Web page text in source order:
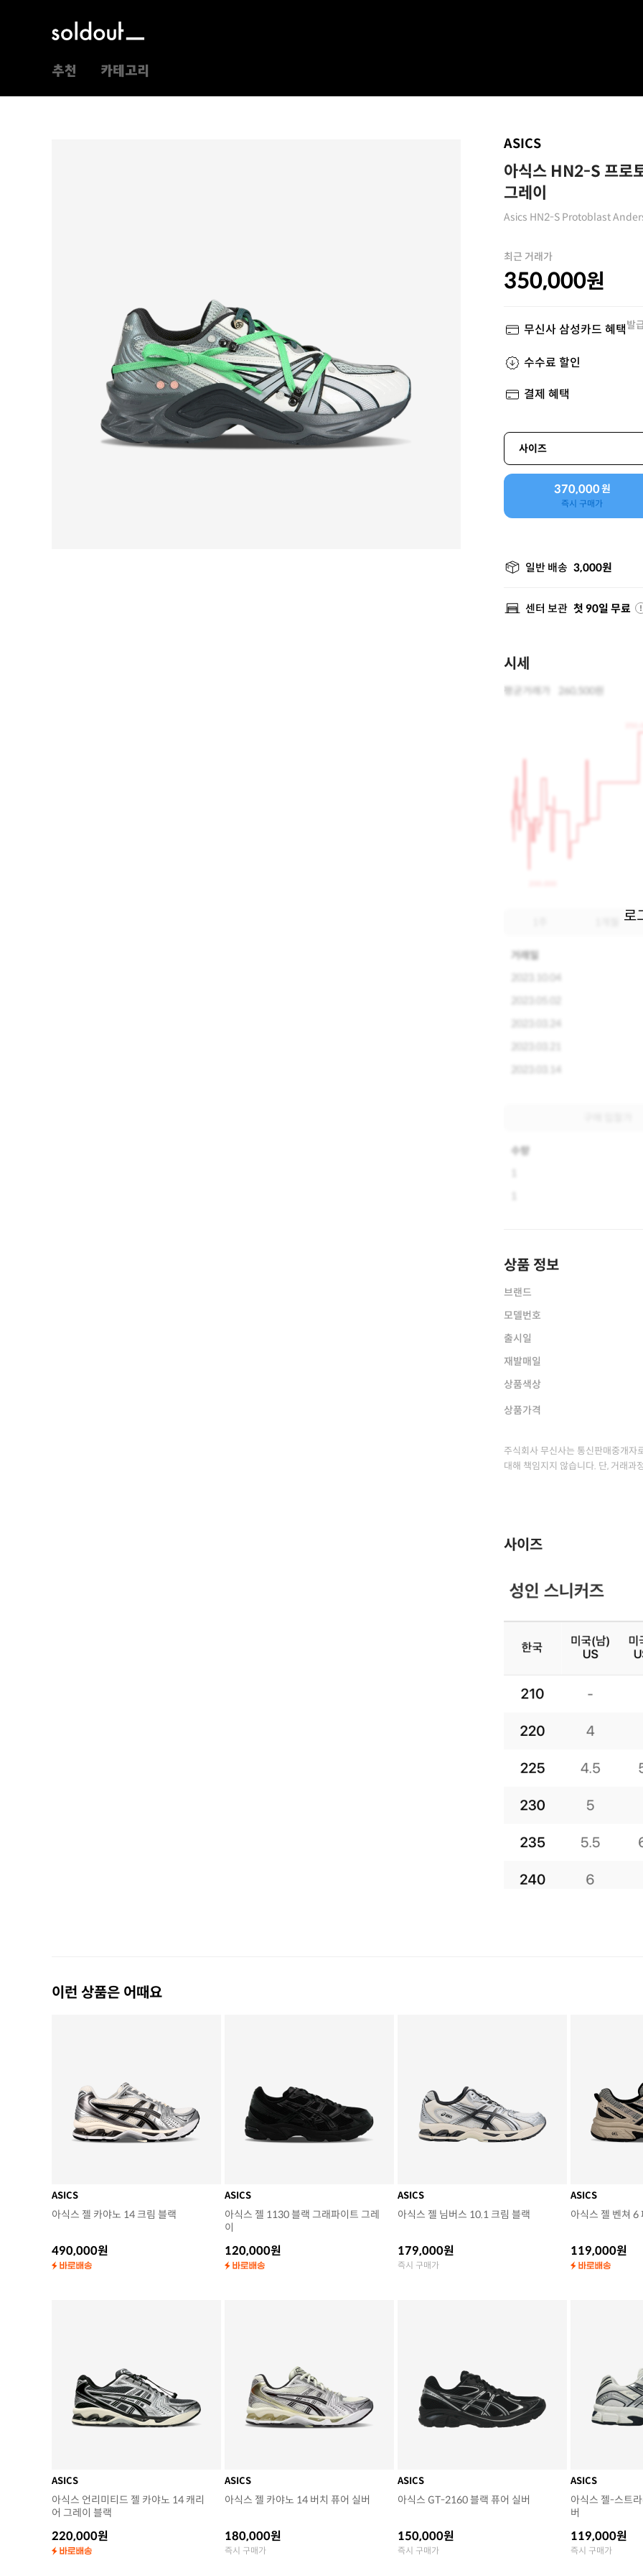
추천 카테고리
ASICS
아식스 HN2-S 프로
그레이
Asics HN2-S Protoblast
최근 거래가
350,000원
무신사 삼성카드 혜택발
수수료 할인
결제 혜택
사이즈
370,000원
즉시 구매가
일반 배송 3,000원
센터 보관 첫 90일 무료
시세
로
평균거래가 260,500원
거래일
2023.10.04
2023.03.24
2023.03.14
수량
상품 정보
브랜드
모델번호
출시일
재발매일
상품색상
상품가격
주식회사 무신사는 통신판매중개자
대해 책임지지 않습니다. 단, 거래과
사이즈
이런 상품은 어때요
ASICS
아식스 젤 카야노 14 크림 블랙
490,000원
ASICS
아식스 젤 1130 블랙 그래파이트 그레
이
120,000원
ASICS
아식스 젤 님버스 10.1 크림 블랙
179,000원
즉시 구매가
ASICS
아식스 젤 벤쳐 6
119,000원
ASICS
아식스 언리미티드 젤 카야노 14 캐리
어 그레이 블랙
220,000원
ASICS
아식스 젤 카야노 14 버치 퓨어 실버
180,000원
즉시 구매가
ASICS
아식스 GT-2160 블랙 퓨어 실버
150,000원
즉시 구매가
ASICS
아식스 젤-스트
버
119,000원
즉시 구매가